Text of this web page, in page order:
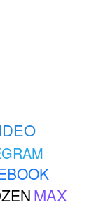
MAX